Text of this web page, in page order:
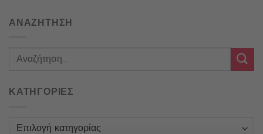
ΑΝΑΖΗΤΗΣΗ
ΚΑΤΗΓΟΡΙΕΣ
Κατηγορίες